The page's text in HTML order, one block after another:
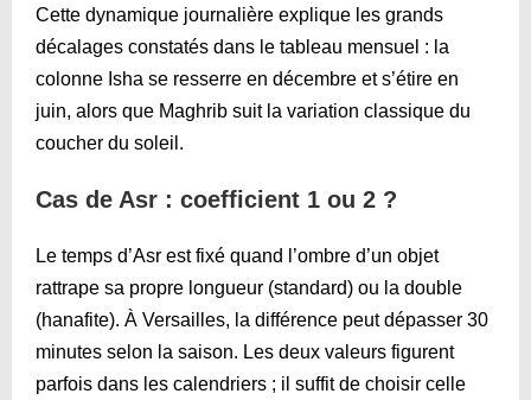
Cette dynamique journalière explique les grands
décalages constatés dans le tableau mensuel : la
colonne Isha se resserre en décembre et s’étire en
juin, alors que Maghrib suit la variation classique du
coucher du soleil.
Cas de Asr : coefficient 1 ou 2 ?
Le temps d’Asr est fixé quand l’ombre d’un objet
rattrape sa propre longueur (standard) ou la double
(hanafite). À Versailles, la différence peut dépasser 30
minutes selon la saison. Les deux valeurs figurent
parfois dans les calendriers ; il suffit de choisir celle